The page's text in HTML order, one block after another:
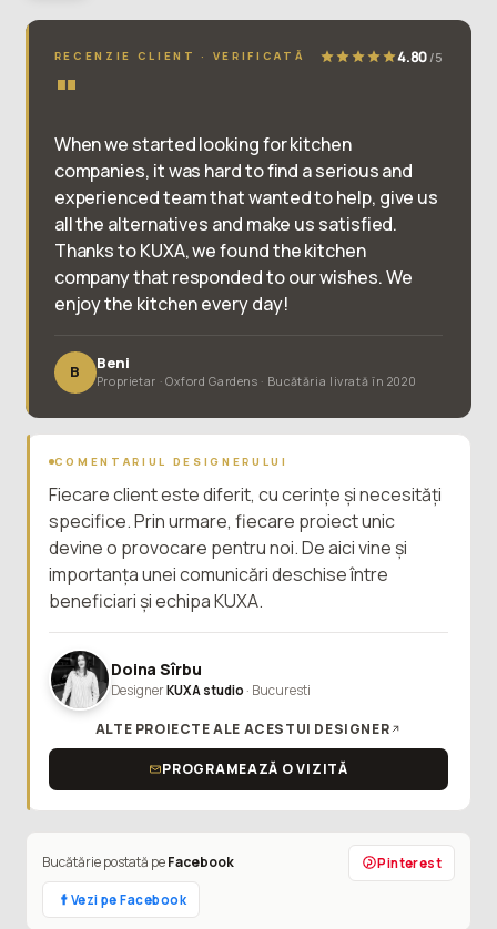
RECENZIE CLIENT · VERIFICATĂ 4.80 /5
"
When we started looking for kitchen
companies, it was hard to find a serious and
experienced team that wanted to help, give us
all the alternatives and make us satisfied.
Thanks to KUXA, we found the kitchen
company that responded to our wishes. We
enjoy the kitchen every day!
B Beni
Proprietar · Oxford Gardens · Bucătăria livrată în 2020
COMENTARIUL DESIGNERULUI
Fiecare client este diferit, cu cerințe și necesități
specifice. Prin urmare, fiecare proiect unic
devine o provocare pentru noi. De aici vine și
importanța unei comunicări deschise între
beneficiari și echipa KUXA.
Doina Sîrbu
DesignerKUXA studio· Bucuresti
ALTE PROIECTE ALE ACESTUI DESIGNER
PROGRAMEAZĂ O VIZITĂ
Bucătărie postată peFacebook Pinterest
Vezi pe Facebook